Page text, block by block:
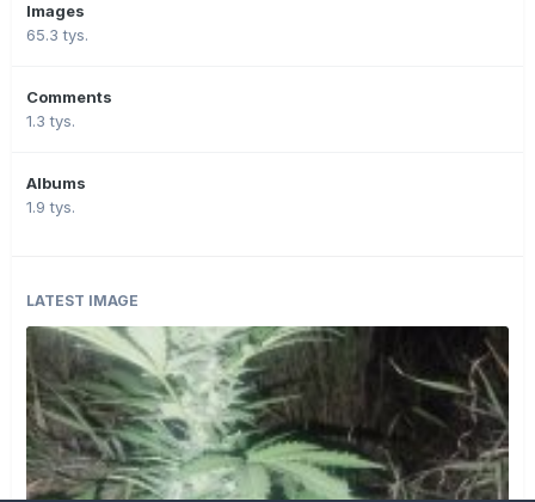
Images
65.3 tys.
Comments
1.3 tys.
Albums
1.9 tys.
LATEST IMAGE